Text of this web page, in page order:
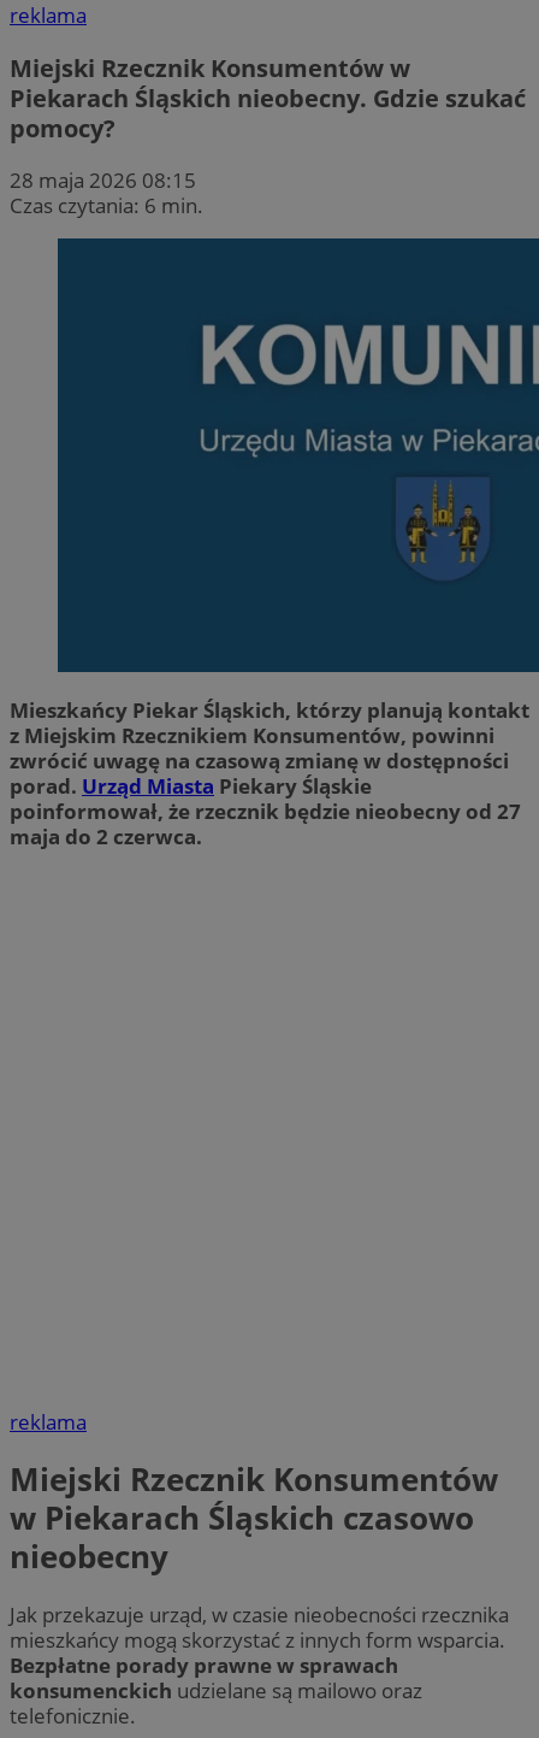
reklama
Miejski Rzecznik Konsumentów w
Piekarach Śląskich nieobecny. Gdzie szukać
pomocy?
28 maja 2026 08:15
Czas czytania: 6 min.
Mieszkańcy Piekar Śląskich, którzy planują kontakt
z Miejskim Rzecznikiem Konsumentów, powinni
zwrócić uwagę na czasową zmianę w dostępności
porad. Urząd Miasta Piekary Śląskie
poinformował, że rzecznik będzie nieobecny od 27
maja do 2 czerwca.
reklama
Miejski Rzecznik Konsumentów
w Piekarach Śląskich czasowo
nieobecny
Jak przekazuje urząd, w czasie nieobecności rzecznika
mieszkańcy mogą skorzystać z innych form wsparcia.
Bezpłatne porady prawne w sprawach
konsumenckich udzielane są mailowo oraz
telefonicznie.